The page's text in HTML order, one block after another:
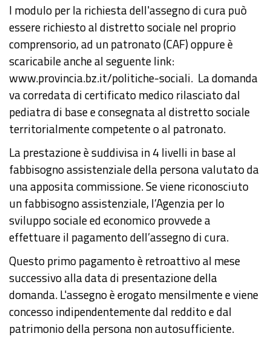
l modulo per la richiesta dell'assegno di cura può
essere richiesto al distretto sociale nel proprio
comprensorio, ad un patronato (CAF) oppure è
scaricabile anche al seguente link:
www.provincia.bz.it/politiche-sociali. La domanda
va corredata di certificato medico rilasciato dal
pediatra di base e consegnata al distretto sociale
territorialmente competente o al patronato.
La prestazione è suddivisa in 4 livelli in base al
fabbisogno assistenziale della persona valutato da
una apposita commissione. Se viene riconosciuto
un fabbisogno assistenziale, l’Agenzia per lo
sviluppo sociale ed economico provvede a
effettuare il pagamento dell’assegno di cura.
Questo primo pagamento è retroattivo al mese
successivo alla data di presentazione della
domanda. L'assegno è erogato mensilmente e viene
concesso indipendentemente dal reddito e dal
patrimonio della persona non autosufficiente.